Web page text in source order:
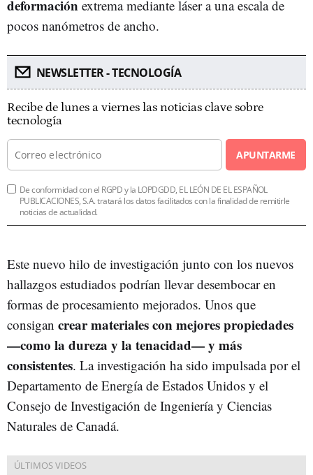
deformación extrema mediante láser a una escala de
pocos nanómetros de ancho.
NEWSLETTER - TECNOLOGÍA
Recibe de lunes a viernes las noticias clave sobre
tecnología
APUNTARME
De conformidad con el RGPD y la LOPDGDD, EL LEÓN DE EL ESPAÑOL
PUBLICACIONES, S.A. tratará los datos facilitados con la finalidad de remitirle
noticias de actualidad.
Este nuevo hilo de investigación junto con los nuevos
hallazgos estudiados podrían llevar desembocar en
formas de procesamiento mejorados. Unos que
consigan crear materiales con mejores propiedades
—como la dureza y la tenacidad— y más
consistentes. La investigación ha sido impulsada por el
Departamento de Energía de Estados Unidos y el
Consejo de Investigación de Ingeniería y Ciencias
Naturales de Canadá.